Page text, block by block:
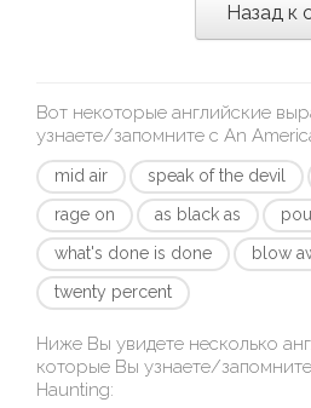
Назад к
Вот некоторые английские
узнаете/запомните с An
mid air speak of the devil
rage on
as black as
what's done is done
blow
twenty percent
Ниже Вы увидете несколько
которые Вы узнаете/
Haunting: